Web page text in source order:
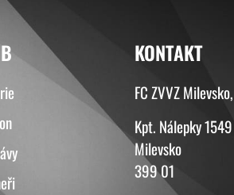
KONTAKT
FC ZVVZ
Kpt. Nálepky 1549
Milevsko
399 01